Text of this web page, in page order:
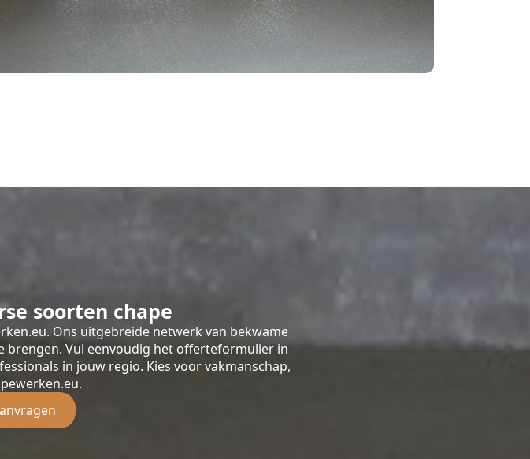
soorten chape
Ons uitgebreide netwerk van bekwame
brengen. Vul eenvoudig het offerteformulier in
in jouw regio. Kies voor vakmanschap,